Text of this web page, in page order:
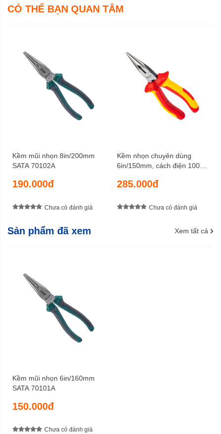
CÓ THỂ BẠN QUAN TÂM
Kềm mũi nhọn 8in/200mm
SATA 70102A
190.000đ
Chưa có đánh giá
Kềm nhọn chuyên dùng
6in/150mm, cách điện 1000V
285.000đ
Chưa có đánh giá
Sản phẩm đã xem Xem tất cả
Kềm mũi nhọn 6in/160mm
SATA 70101A
150.000đ
Chưa có đánh giá